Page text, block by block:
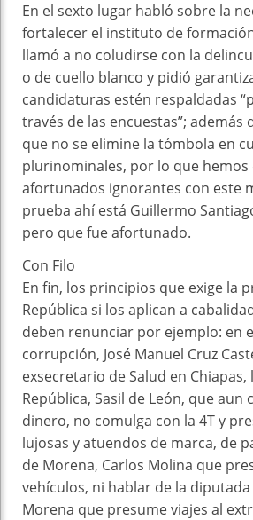
En el sexto lugar habló sobre la
fortalecer el instituto de
llamó a no coludirse con la
o de cuello blanco y pidió
candidaturas estén respaldadas
través de las encuestas”; además
que no se elimine la tómbola en
plurinominales, por lo que hemos
afortunados ignorantes con este
prueba ahí está Guillermo
pero que fue afortunado.
Con Filo
En fin, los principios que exige la
República si los aplican a
deben renunciar por ejemplo: en
corrupción, José Manuel Cruz
exsecretario de Salud en Chiapas,
República, Sasil de León, que aun
dinero, no comulga con la 4T y
lujosas y atuendos de marca, de
de Morena, Carlos Molina que
vehículos, ni hablar de la
Morena que presume viajes al